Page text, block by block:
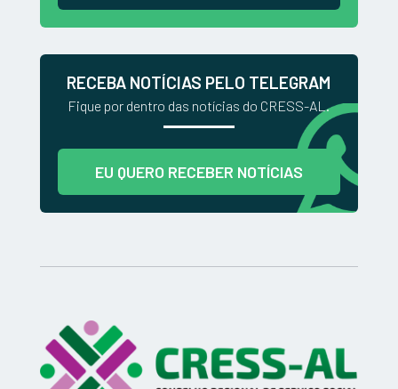
RECEBA NOTÍCIAS PELO TELEGRAM
Fique por dentro das notícias do CRESS-AL.
EU QUERO RECEBER NOTÍCIAS